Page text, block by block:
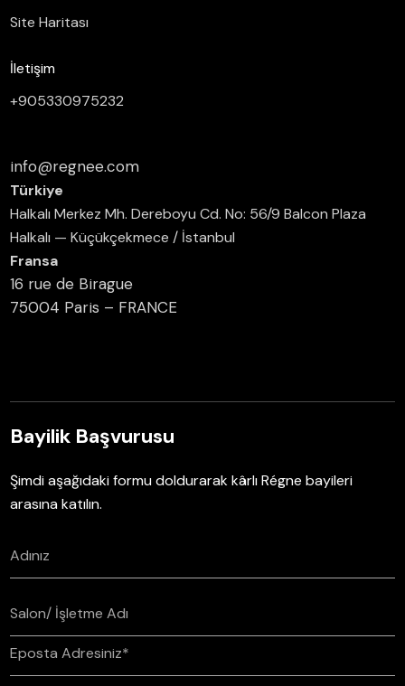
Site Haritası
İletişim
+905330975232
info@regnee.com
Türkiye
Halkalı Merkez Mh. Dereboyu Cd. No: 56/9 Balcon Plaza
Halkalı — Küçükçekmece / İstanbul
Fransa
16 rue de Birague
75004 Paris – FRANCE
Bayilik Başvurusu
Şimdi aşağıdaki formu doldurarak kârlı Régne bayileri
arasına katılın.